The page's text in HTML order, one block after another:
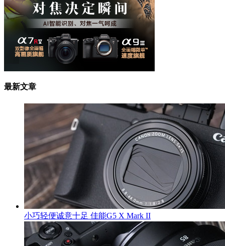
最新文章
小巧轻便诚意十足 佳能G5 X Mark II